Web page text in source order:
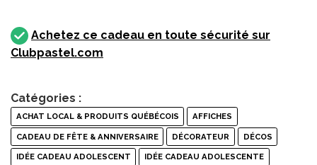
Achetez ce cadeau en toute sécurité sur
Clubpastel.com
Catégories :
ACHAT LOCAL & PRODUITS QUÉBÉCOIS AFFICHES
CADEAU DE FÊTE & ANNIVERSAIRE DÉCORATEUR DÉCOS
IDÉE CADEAU ADOLESCENT IDÉE CADEAU ADOLESCENTE